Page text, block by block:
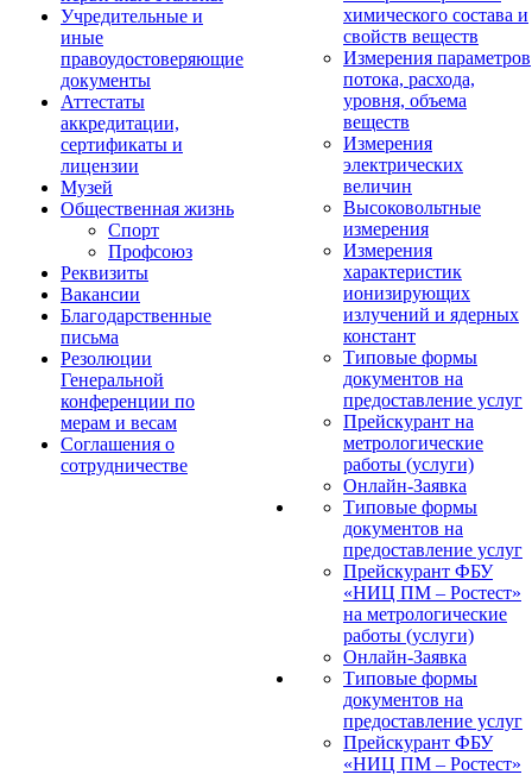
Учредительные и
иные
правоудостоверяющие
документы
Аттестаты
аккредитации,
сертификаты и
лицензии
Музей
Общественная жизнь
Спорт
Профсоюз
Реквизиты
Вакансии
Благодарственные
письма
Резолюции
Генеральной
конференции по
мерам и весам
Соглашения о
сотрудничестве
химического состава и
свойств веществ
Измерения параметров
потока, расхода,
уровня, объема
веществ
Измерения
электрических
величин
Высоковольтные
измерения
Измерения
характеристик
ионизирующих
излучений и ядерных
констант
Типовые формы
документов на
предоставление услуг
Прейскурант на
метрологические
работы (услуги)
Онлайн-Заявка
Типовые формы
документов на
предоставление услуг
Прейскурант ФБУ
«НИЦ ПМ – Ростест»
на метрологические
работы (услуги)
Онлайн-Заявка
Типовые формы
документов на
предоставление услуг
Прейскурант ФБУ
«НИЦ ПМ – Ростест»